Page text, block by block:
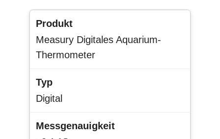
Measury Digitales Aquarium-
Thermometer
Digital